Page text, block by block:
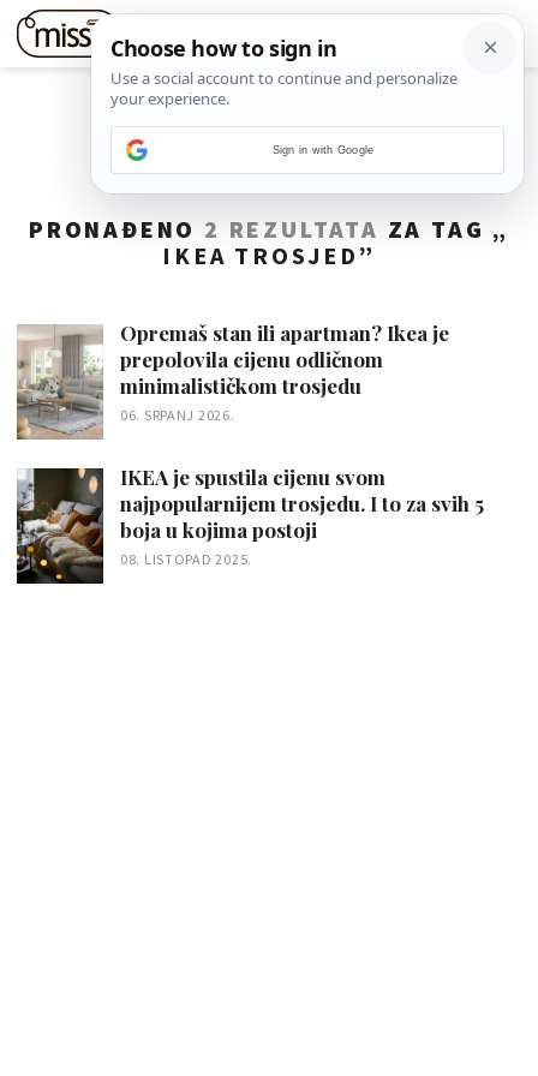
PRONAĐENO 2 REZULTATA ZA TAG „
IKEA TROSJED ”
Opremaš stan ili apartman? Ikea je
prepolovila cijenu odličnom
minimalističkom trosjedu
06. SRPANJ 2026.
IKEA je spustila cijenu svom
najpopularnijem trosjedu. I to za svih 5
boja u kojima postoji
08. LISTOPAD 2025.
Sign in with Google